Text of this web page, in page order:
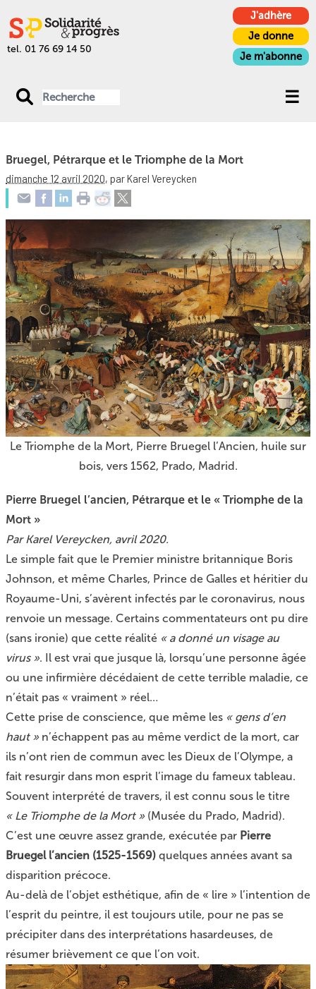
tel. 01 76 69 14 50
J'adhère
Je donne
Je m'abonne
Bruegel, Pétrarque et le Triomphe de la Mort
dimanche 12 avril 2020, par Karel Vereycken
Le Triomphe de la Mort, Pierre Bruegel l’Ancien, huile sur
bois, vers 1562, Prado, Madrid.
Pierre Bruegel l’ancien, Pétrarque et le « Triomphe de la
Mort »
Par Karel Vereycken, avril 2020.
Le simple fait que le Premier ministre britannique Boris
Johnson, et même Charles, Prince de Galles et héritier du
Royaume-Uni, s’avèrent infectés par le coronavirus, nous
renvoie un message. Certains commentateurs ont pu dire
(sans ironie) que cette réalité « a donné un visage au
virus ». Il est vrai que jusque là, lorsqu’une personne âgée
ou une infirmière décédaient de cette terrible maladie, ce
n’était pas « vraiment » réel…
Cette prise de conscience, que même les « gens d’en
haut » n’échappent pas au même verdict de la mort, car
ils n’ont rien de commun avec les Dieux de l’Olympe, a
fait resurgir dans mon esprit l’image du fameux tableau.
Souvent interprété de travers, il est connu sous le titre
« Le Triomphe de la Mort » (Musée du Prado, Madrid).
C’est une œuvre assez grande, exécutée par Pierre
Bruegel l’ancien (1525-1569) quelques années avant sa
disparition précoce.
Au-delà de l’objet esthétique, afin de « lire » l’intention de
l’esprit du peintre, il est toujours utile, pour ne pas se
précipiter dans des interprétations hasardeuses, de
résumer brièvement ce que l’on voit.